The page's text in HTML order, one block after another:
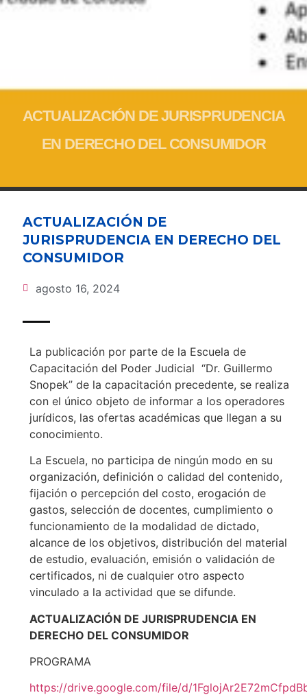
ACTUALIZACIÓN DE JURISPRUDENCIA
EN DERECHO DEL CONSUMIDOR
ACTUALIZACIÓN DE
JURISPRUDENCIA EN DERECHO DEL
CONSUMIDOR
agosto 16, 2024
La publicación por parte de la Escuela de
Capacitación del Poder Judicial “Dr. Guillermo
Snopek” de la capacitación precedente, se realiza
con el único objeto de informar a los operadores
jurídicos, las ofertas académicas que llegan a su
conocimiento.
La Escuela, no participa de ningún modo en su
organización, definición o calidad del contenido,
fijación o percepción del costo, erogación de
gastos, selección de docentes, cumplimiento o
funcionamiento de la modalidad de dictado,
alcance de los objetivos, distribución del material
de estudio, evaluación, emisión o validación de
certificados, ni de cualquier otro aspecto
vinculado a la actividad que se difunde.
ACTUALIZACIÓN DE JURISPRUDENCIA EN
DERECHO DEL CONSUMIDOR
PROGRAMA
https://drive.google.com/file/d/